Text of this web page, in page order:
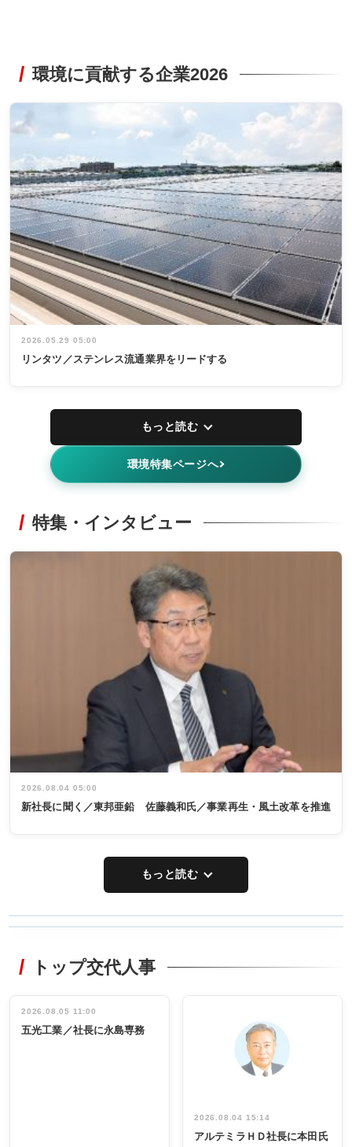
環境に貢献する企業2026
2026.05.29 05:00
リンタツ／ステンレス流通業界をリードする
もっと読む
環境特集ページへ
特集・インタビュー
2026.08.04 05:00
新社長に聞く／東邦亜鉛 佐藤義和氏／事業再生・風土改革を推進
もっと読む
非鉄業界で
インタビュ
ー／社内ア
タックトレー
祝う 業界関
係者ら220人
出席
トップ交代人事
2026.08.05 11:00
五光工業／社長に永島専務
2026.08.04 15:14
アルテミラＨＤ社長に本田氏